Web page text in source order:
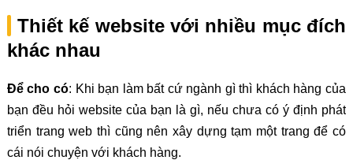
Thiết kế website với nhiều mục đích
khác nhau
Để cho có: Khi bạn làm bất cứ ngành gì thì khách hàng của
bạn đều hỏi website của bạn là gì, nếu chưa có ý định phát
triển trang web thì cũng nên xây dựng tạm một trang để có
cái nói chuyện với khách hàng.